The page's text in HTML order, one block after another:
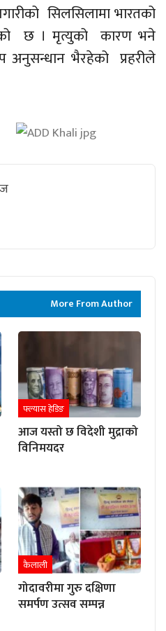
सिलसिलामा भारतको
छ । मृत्युको कारण भने
भैरहेको प्रहरीले
More From Author
फ्ल्यास हेडिङ
आज यस्तो छ विदेशी मुद्राको
विनिमयदर
कैलाली
गोदावरीमा गुरु दक्षिणा
समर्पण उत्सव सम्पन्न